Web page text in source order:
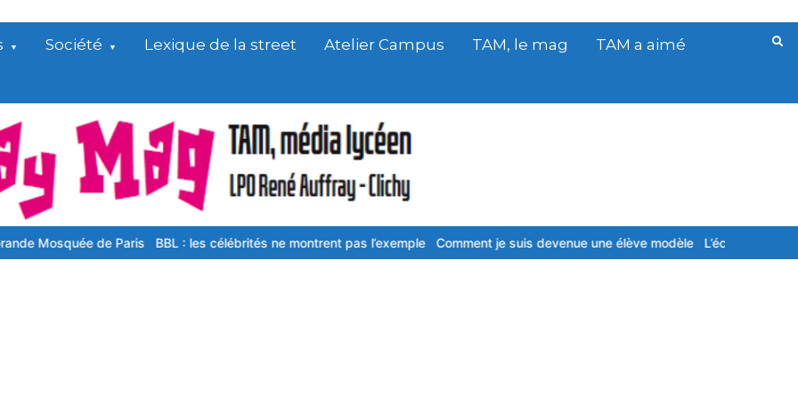
Société Lexique de la street Atelier Campus TAM, le mag TAM a aimé
dе Раrіѕ BBL : les célébrités ne montrent pas l’exemple Comment je suis devenue une élève modèle L’école primaire, c’est